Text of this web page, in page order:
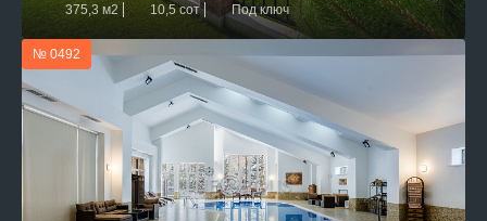
375,3 м2
10,5 сот Под ключ
№ 0492